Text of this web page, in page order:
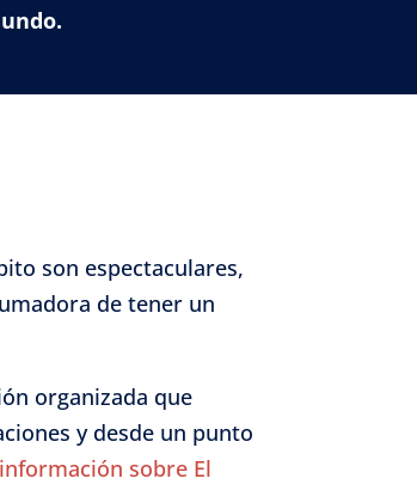
son espectaculares,
de tener un
organizada que
y desde un punto
información sobre El